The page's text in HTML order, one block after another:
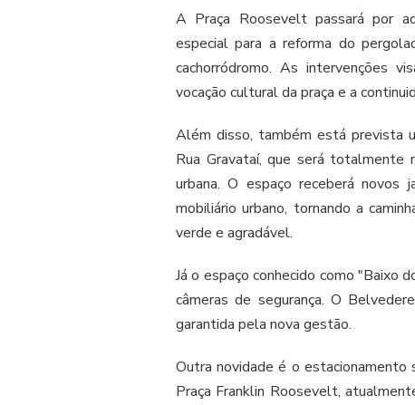
A Praça Roosevelt passará por
especial para a reforma do
cachorródromo. As intervenções
vocação cultural da praça e a
Além disso, também está prevista
Rua Gravataí, que será totalmente
urbana. O espaço receberá novos
mobiliário urbano, tornando a
verde e agradável.
Já o espaço conhecido como "Baixo
câmeras de segurança. O
garantida pela nova gestão.
Outra novidade é o estacionamento
Praça Franklin Roosevelt,